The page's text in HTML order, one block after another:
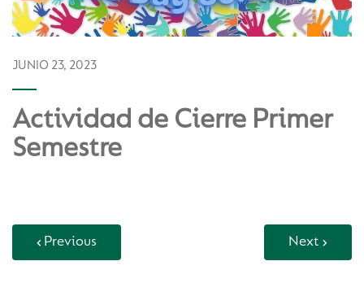
JUNIO 23, 2023
Actividad de Cierre Primer
Semestre
Previous Next